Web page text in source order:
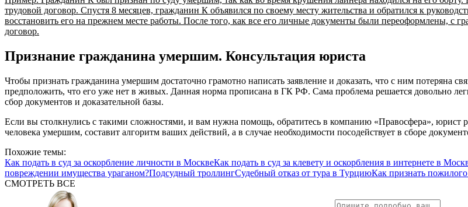
трудовой договор. Спустя 8 месяцев, гражданин К объявился по своему месту жительства и обратился к
восстановить его на прежнем месте работы. После того, как все его личные документы были переоформлены, с
договор.
Признание гражданина умершим. Консультация юриста
Чтобы признать гражданина умершим достаточно грамотно написать заявление и доказать, что с ним потеряна
предположить, что его уже нет в живых. Данная норма прописана в ГК РФ. Сама проблема решается довольно
сбор документов и доказательной базы.
Если вы столкнулись с такими сложностями, и вам нужна помощь, обратитесь в компанию «Правосфера», юрист
человека умершим, составит алгоритм ваших действий, а в случае необходимости посодействует в сборе
Похожие темы:
Как подать в суд за оскорбление личности в МосквеКак подать в суд за клевету и оскорбления в интернете в
повреждении имущества ураганом?Подсудный троллингСудебный отказ от тура в ТурциюКак признать
СМОТРЕТЬ ВСЕ